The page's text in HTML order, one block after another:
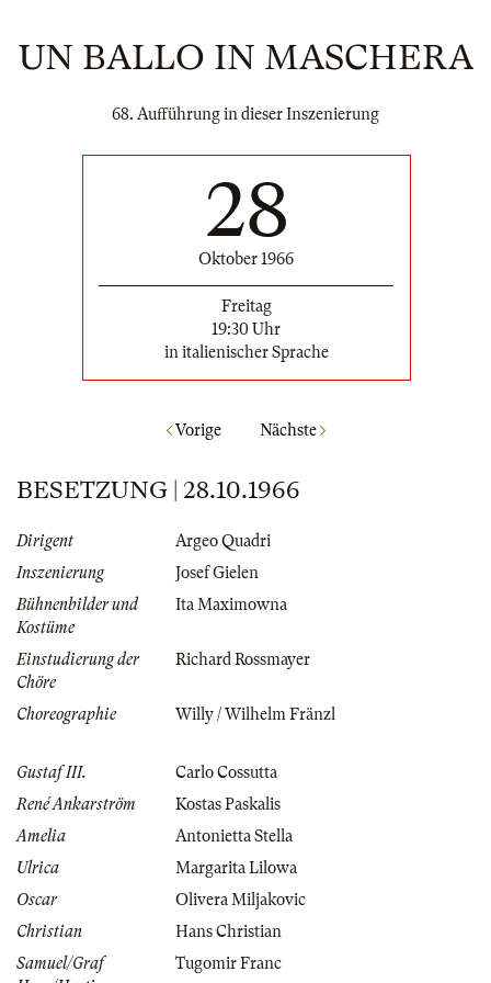
UN BALLO IN MASCHERA
68. Aufführung in dieser Inszenierung
28
Oktober 1966
Freitag
19:30 Uhr
in italienischer Sprache
Vorige Nächste
BESETZUNG | 28.10.1966
Dirigent
Argeo Quadri
Inszenierung
Josef Gielen
Bühnenbilder und
Kostüme
Ita Maximowna
Einstudierung der
Chöre
Richard Rossmayer
Choreographie Willy / Wilhelm Fränzl
Gustaf III.
Carlo Cossutta
René Ankarström
Kostas Paskalis
Amelia
Antonietta Stella
Ulrica
Margarita Lilowa
Oscar
Olivera Miljakovic
Christian
Hans Christian
Samuel/Graf
Tugomir Franc